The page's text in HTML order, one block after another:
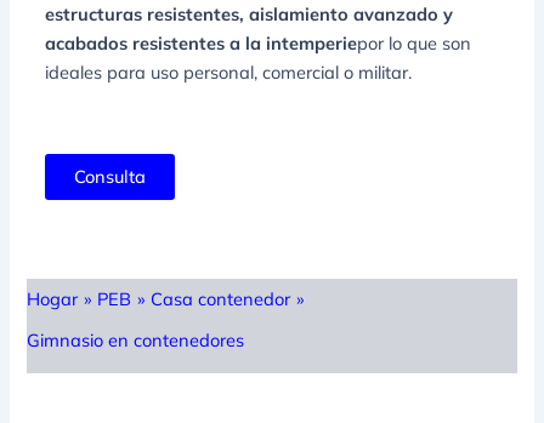
estructuras resistentes, aislamiento avanzado y
acabados resistentes a la intemperiepor lo que son
ideales para uso personal, comercial o militar.
Consulta
Hogar » PEB » Casa contenedor »
Gimnasio en contenedores